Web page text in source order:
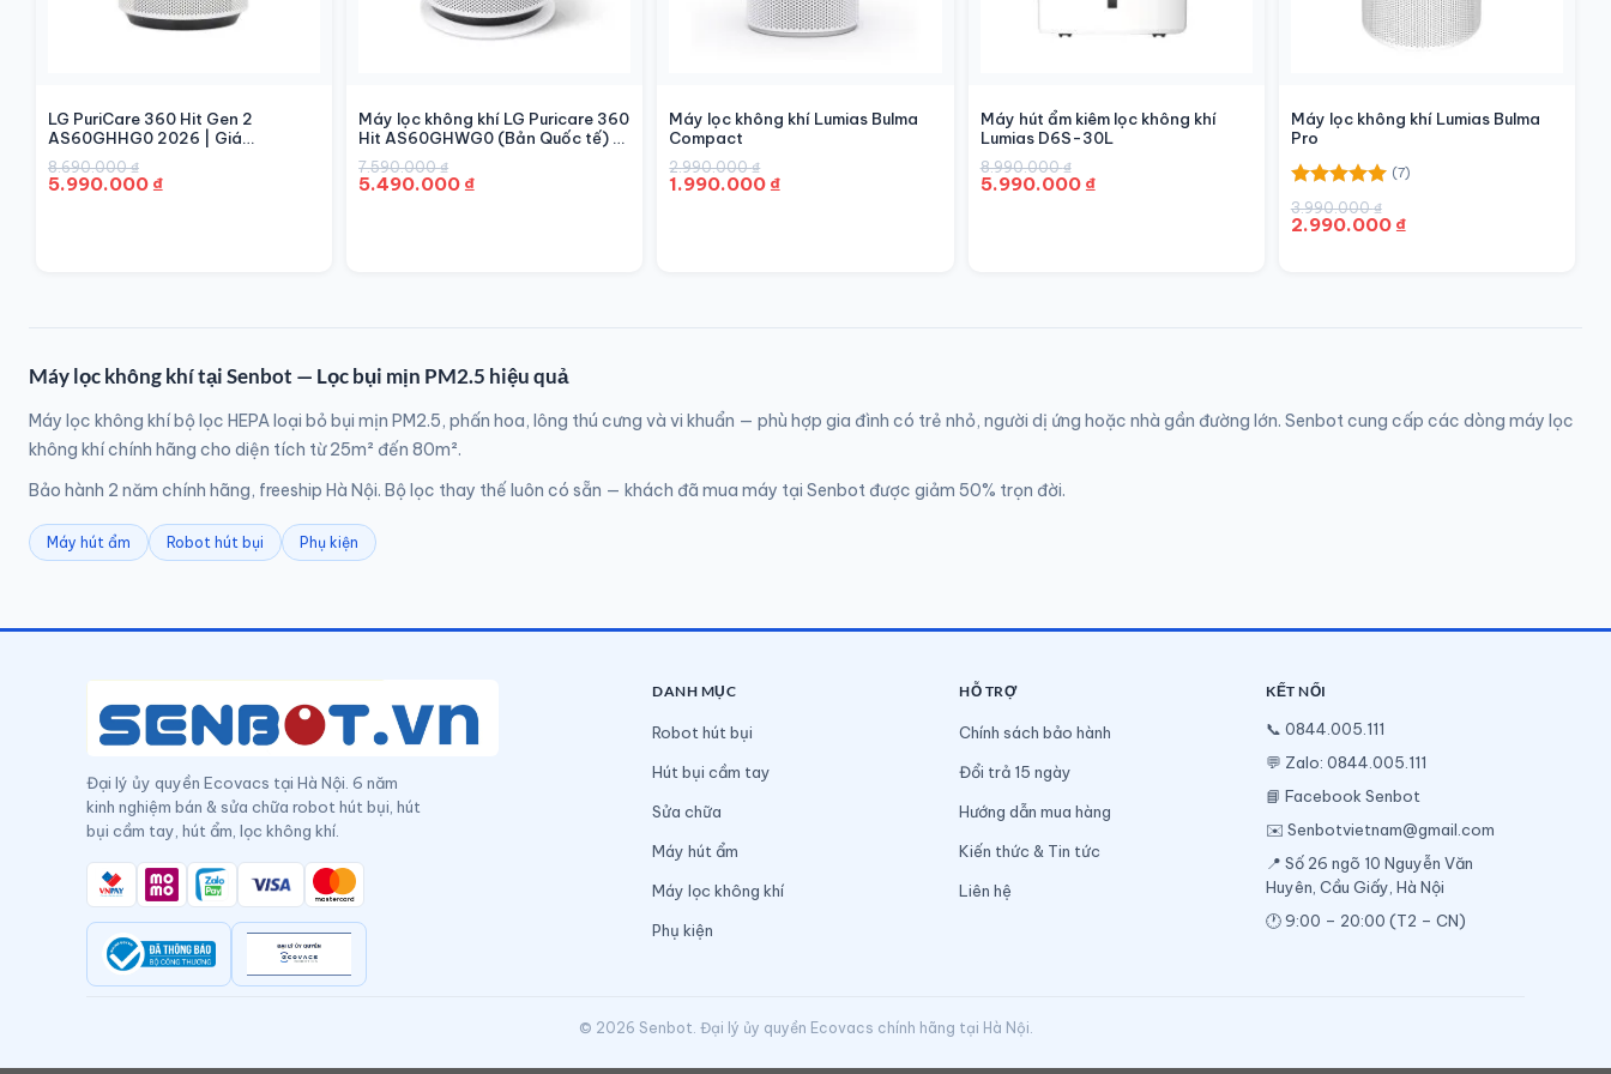
LG PuriCare 360 Hit Gen 2
AS60GHHG0 2026 | Giá
5.990.000đ – Chính Hãng |
Senbot
8.690.000₫
Giá
gốc
5.990.000 ₫
Giá
hiện
Máy lọc không khí LG Puricare 360
Hit AS60GHWG0 (Bản Quốc tế) –
41W, 60m²
7.590.000₫
Giá
gốc
5.490.000 ₫
Giá
hiện
Máy lọc không khí Lumias Bulma
Compact
2.990.000₫
Giá
gốc
1.990.000 ₫
Giá
hiện
Máy hút ẩm kiêm lọc không khí
Lumias D6S-30L
8.990.000₫
Giá
gốc
5.990.000 ₫
Giá
hiện
Máy lọc không khí Lumias Bulma
Pro
Được xếp
hạng5.00
(7)
3.990.000₫
Giá
gốc
2.990.000 ₫
Giá
hiện
Máy lọc không khí tại Senbot — Lọc bụi mịn PM2.5 hiệu quả
Máy lọc không khí bộ lọc HEPA loại bỏ bụi mịn PM2.5, phấn hoa, lông thú cưng và vi khuẩn — phù hợp gia đình có trẻ nhỏ, người dị ứng hoặc nhà gần đường lớn. Senbot cung cấp các dòng máy lọc
không khí chính hãng cho diện tích từ 25m² đến 80m².
Bảo hành 2 năm chính hãng, freeship Hà Nội. Bộ lọc thay thế luôn có sẵn — khách đã mua máy tại Senbot được giảm 50% trọn đời.
Máy hút ẩm Robot hút bụi Phụ kiện
Đại lý ủy quyền Ecovacs tại Hà Nội. 6 năm
kinh nghiệm bán & sửa chữa robot hút bụi, hút
bụi cầm tay, hút ẩm, lọc không khí.
DANH MỤC
Robot hút bụi
Hút bụi cầm tay
Sửa chữa
Máy hút ẩm
Máy lọc không khí
Phụ kiện
HỖ TRỢ
Chính sách bảo hành
Đổi trả 15 ngày
Hướng dẫn mua hàng
Kiến thức & Tin tức
Liên hệ
KẾT NỐI
📞 0844.005.111
💬 Zalo: 0844.005.111
📘 Facebook Senbot
✉️ Senbotvietnam@gmail.com
📍 Số 26 ngõ 10 Nguyễn Văn
Huyên, Cầu Giấy, Hà Nội
🕐 9:00 – 20:00 (T2 – CN)
© 2026 Senbot. Đại lý ủy quyền Ecovacs chính hãng tại Hà Nội.